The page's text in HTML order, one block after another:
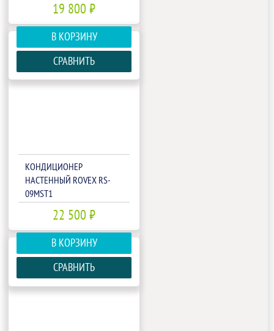
19 800 ₽
В КОРЗИНУ
СРАВНИТЬ
КОНДИЦИОНЕР
НАСТЕННЫЙ ROVEX RS-
09MST1
22 500 ₽
В КОРЗИНУ
СРАВНИТЬ